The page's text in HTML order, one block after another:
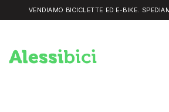
VENDIAMO BICICLETTE ED E-BIKE.